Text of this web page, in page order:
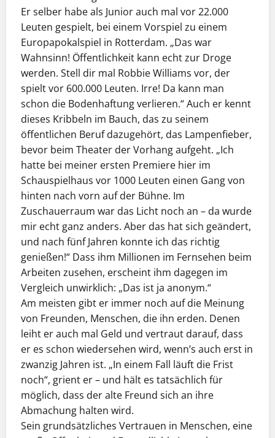
Er selber habe als Junior auch mal vor 22.000
Leuten gespielt, bei einem Vorspiel zu einem
Europapokalspiel in Rotterdam. „Das war
Wahnsinn! Öffentlichkeit kann echt zur Droge
werden. Stell dir mal Robbie Williams vor, der
spielt vor 600.000 Leuten. Irre! Da kann man
schon die Bodenhaftung verlieren.“ Auch er kennt
dieses Kribbeln im Bauch, das zu seinem
öffentlichen Beruf dazugehört, das Lampenfieber,
bevor beim Theater der Vorhang aufgeht. „Ich
hatte bei meiner ersten Premiere hier im
Schauspielhaus vor 1000 Leuten einen Gang von
hinten nach vorn auf der Bühne. Im
Zuschauerraum war das Licht noch an – da wurde
mir echt ganz anders. Aber das hat sich geändert,
und nach fünf Jahren konnte ich das richtig
genießen!“ Dass ihm Millionen im Fernsehen beim
Arbeiten zusehen, erscheint ihm dagegen im
Vergleich unwirklich: „Das ist ja anonym.“
Am meisten gibt er immer noch auf die Meinung
von Freunden, Menschen, die ihn erden. Denen
leiht er auch mal Geld und vertraut darauf, dass
er es schon wiedersehen wird, wenn’s auch erst in
zwanzig Jahren ist. „In einem Fall läuft die Frist
noch“, grient er – und hält es tatsächlich für
möglich, dass der alte Freund sich an ihre
Abmachung halten wird.
Sein grundsätzliches Vertrauen in Menschen, eine